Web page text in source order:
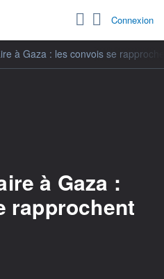
Connexion
à Gaza : les convois se
à Gaza :
rapprochent